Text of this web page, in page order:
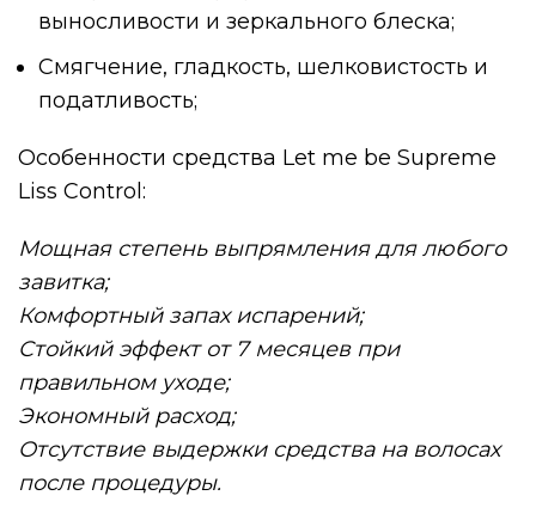
выносливости и зеркального блеска;
Смягчение, гладкость, шелковистость и
податливость;
Особенности средства Let me be Supreme
Liss Control:
Мощная степень выпрямления для любого
завитка;
Комфортный запах испарений;
Стойкий эффект от 7 месяцев при
правильном уходе;
Экономный расход;
Отсутствие выдержки средства на волосах
после процедуры.